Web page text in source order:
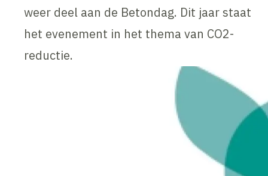
weer deel aan de Betondag. Dit jaar staat
het evenement in het thema van CO2-
reductie.